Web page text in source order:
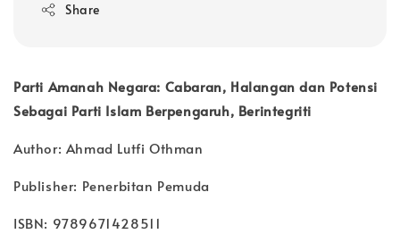
Share
Parti Amanah Negara: Cabaran, Halangan dan Potensi
Sebagai Parti Islam Berpengaruh, Berintegriti
Author: Ahmad Lutfi Othman
Publisher: Penerbitan Pemuda
ISBN: 9789671428511